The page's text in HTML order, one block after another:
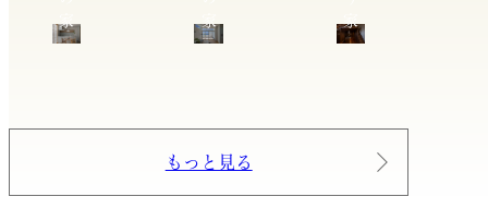
家
家
家
もっと見る